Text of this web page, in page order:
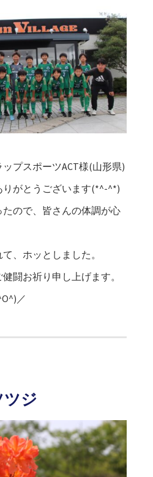
プスポーツACT様(山形県)
がとうございます(*^-^*)
ので、皆さんの体調が心
、ホッとしました。
闘お祈り申し上げます。
／
ツジ